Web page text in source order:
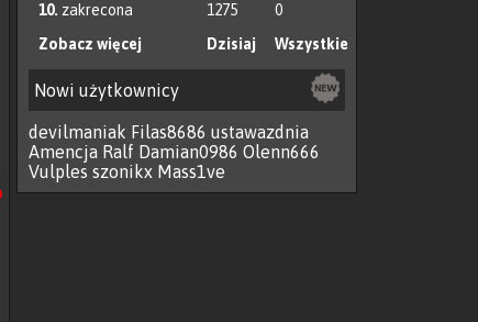
10. zakrecona 1275
0
Zobacz więcej
Dzisiaj Wszystkie
Nowi użytkownicy
devilmaniak Filas8686 ustawazdnia
Amencja Ralf Damian0986 Olenn666
Vulples szonikx Mass1ve
Następna